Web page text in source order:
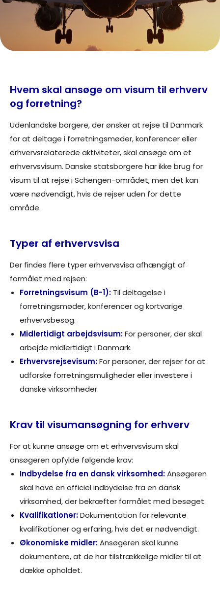
Hvem skal ansøge om visum til erhverv
og forretning?
Udenlandske borgere, der ønsker at rejse til Danmark
for at deltage i forretningsmøder, konferencer eller
erhvervsrelaterede aktiviteter, skal ansøge om et
erhvervsvisum. Danske statsborgere har ikke brug for
visum til at rejse i Schengen-området, men det kan
være nødvendigt, hvis de rejser uden for dette
område.
Typer af erhvervsvisa
Der findes flere typer erhvervsvisa afhængigt af
formålet med rejsen:
Forretningsvisum (B-1): Til deltagelse i
forretningsmøder, konferencer og kortvarige
erhvervsbesøg.
Midlertidigt arbejdsvisum:For personer, der skal
arbejde midlertidigt i Danmark.
Erhvervsrejsevisum:For personer, der rejser for at
udforske forretningsmuligheder eller investere i
danske virksomheder.
Krav til visumansøgning for erhverv
For at kunne ansøge om et erhvervsvisum skal
ansøgeren opfylde følgende krav:
Indbydelse fra en dansk virksomhed:Ansøgeren
skal have en officiel indbydelse fra en dansk
virksomhed, der bekræfter formålet med besøget.
Kvalifikationer:Dokumentation for relevante
kvalifikationer og erfaring, hvis det er nødvendigt.
Økonomiske midler:Ansøgeren skal kunne
dokumentere, at de har tilstrækkelige midler til at
dække opholdet.